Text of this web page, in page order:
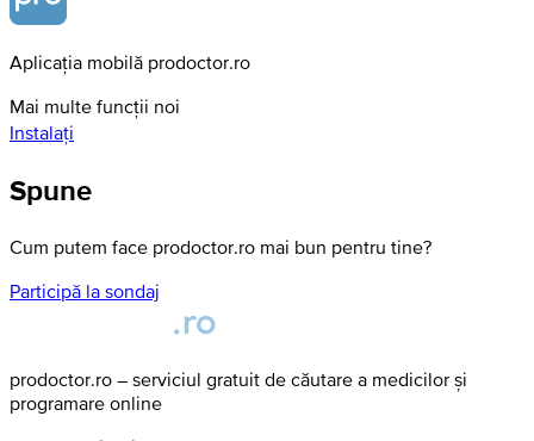
Aplicația mobilă prodoctor.ro
Mai multe funcții noi
Instalați
Spune
Cum putem face prodoctor.ro mai bun pentru tine?
Participă la sondaj
prodoctor.ro – serviciul gratuit de căutare a medicilor și
programare online